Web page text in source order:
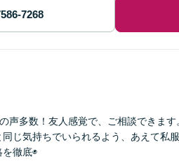
声多数！友人感覚で、ご相談できま
じ気持ちでいられるよう、あえて私
徹底◉